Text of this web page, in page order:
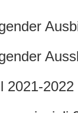
2021-2022